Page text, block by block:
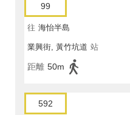
99
往 海怡半島
業興街, 黃竹坑道 站
距離 50m
592